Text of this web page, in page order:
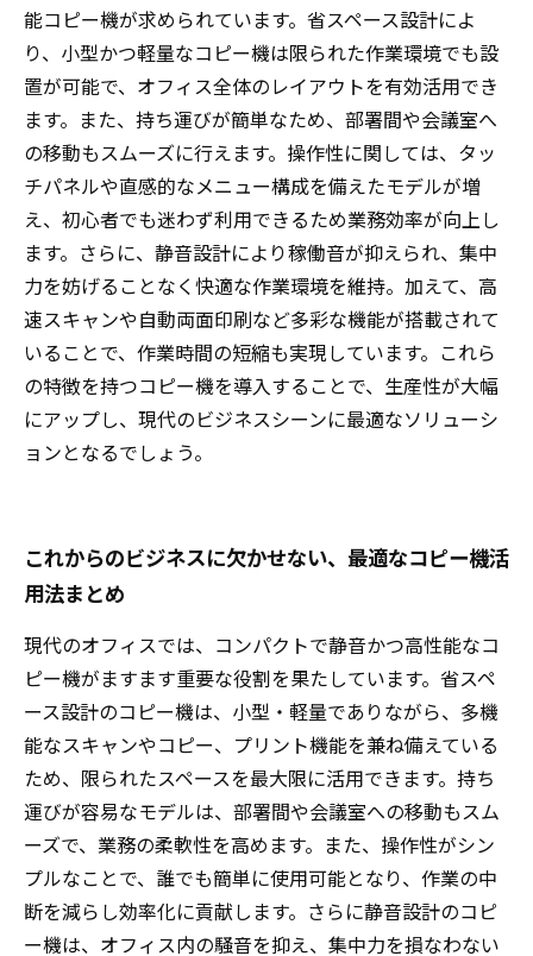
能コピー機が求められています。省スペース設計によ
り、小型かつ軽量なコピー機は限られた作業環境でも設
置が可能で、オフィス全体のレイアウトを有効活用でき
ます。また、持ち運びが簡単なため、部署間や会議室へ
の移動もスムーズに行えます。操作性に関しては、タッ
チパネルや直感的なメニュー構成を備えたモデルが増
え、初心者でも迷わず利用できるため業務効率が向上し
ます。さらに、静音設計により稼働音が抑えられ、集中
力を妨げることなく快適な作業環境を維持。加えて、高
速スキャンや自動両面印刷など多彩な機能が搭載されて
いることで、作業時間の短縮も実現しています。これら
の特徴を持つコピー機を導入することで、生産性が大幅
にアップし、現代のビジネスシーンに最適なソリューシ
ョンとなるでしょう。
これからのビジネスに欠かせない、最適なコピー機活
用法まとめ
現代のオフィスでは、コンパクトで静音かつ高性能なコ
ピー機がますます重要な役割を果たしています。省スペ
ース設計のコピー機は、小型・軽量でありながら、多機
能なスキャンやコピー、プリント機能を兼ね備えている
ため、限られたスペースを最大限に活用できます。持ち
運びが容易なモデルは、部署間や会議室への移動もスム
ーズで、業務の柔軟性を高めます。また、操作性がシン
プルなことで、誰でも簡単に使用可能となり、作業の中
断を減らし効率化に貢献します。さらに静音設計のコピ
ー機は、オフィス内の騒音を抑え、集中力を損なわない